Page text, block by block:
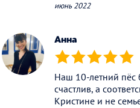
июнь 2022
Анна
(*) (*) (*) (*) (*)
Наш 10-летний пёс
счастлив, а
Кристине и не